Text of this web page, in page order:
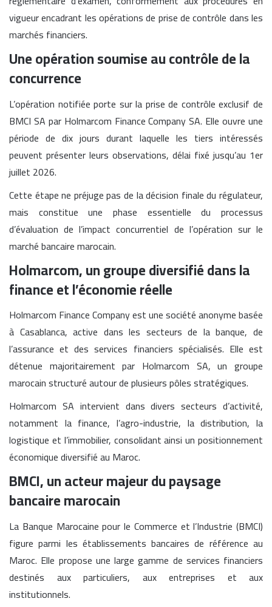
vigueur encadrant les opérations de prise de contrôle dans les
marchés financiers.
Une opération soumise au contrôle de la
concurrence
L’opération notifiée porte sur la prise de contrôle exclusif de
BMCI SA par Holmarcom Finance Company SA. Elle ouvre une
période de dix jours durant laquelle les tiers intéressés
peuvent présenter leurs observations, délai fixé jusqu’au 1er
juillet 2026.
Cette étape ne préjuge pas de la décision finale du régulateur,
mais constitue une phase essentielle du processus
d’évaluation de l’impact concurrentiel de l’opération sur le
marché bancaire marocain.
Holmarcom, un groupe diversifié dans la
finance et l’économie réelle
Holmarcom Finance Company est une société anonyme basée
à Casablanca, active dans les secteurs de la banque, de
l’assurance et des services financiers spécialisés. Elle est
détenue majoritairement par Holmarcom SA, un groupe
marocain structuré autour de plusieurs pôles stratégiques.
Holmarcom SA intervient dans divers secteurs d’activité,
notamment la finance, l’agro-industrie, la distribution, la
logistique et l’immobilier, consolidant ainsi un positionnement
économique diversifié au Maroc.
BMCI, un acteur majeur du paysage
bancaire marocain
La Banque Marocaine pour le Commerce et l’Industrie (BMCI)
figure parmi les établissements bancaires de référence au
Maroc. Elle propose une large gamme de services financiers
destinés aux particuliers, aux entreprises et aux
institutionnels.